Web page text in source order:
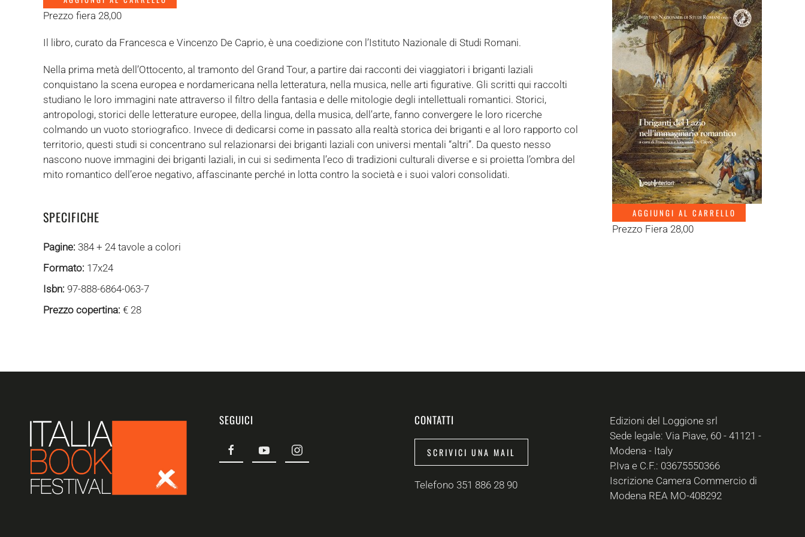
AGGIUNGI AL CARRELLO
Prezzo Fiera 28,00
Prezzo fiera 28,00
Il libro, curato da Francesca e Vincenzo De Caprio, è una coedizione con l’Istituto Nazionale di Studi Romani.
Nella prima metà dell’Ottocento, al tramonto del Grand Tour, a partire dai racconti dei viaggiatori i briganti laziali
conquistano la scena europea e nordamericana nella letteratura, nella musica, nelle arti figurative. Gli scritti qui raccolti
studiano le loro immagini nate attraverso il filtro della fantasia e delle mitologie degli intellettuali romantici. Storici,
antropologi, storici delle letterature europee, della lingua, della musica, dell’arte, fanno convergere le loro ricerche
colmando un vuoto storiografico. Invece di dedicarsi come in passato alla realtà storica dei briganti e al loro rapporto col
territorio, questi studi si concentrano sul relazionarsi dei briganti laziali con universi mentali “altri”. Da questo nesso
nascono nuove immagini dei briganti laziali, in cui si sedimenta l’eco di tradizioni culturali diverse e si proietta l’ombra del
mito romantico dell’eroe negativo, affascinante perché in lotta contro la società e i suoi valori consolidati.
SPECIFICHE
Pagine: 384 + 24 tavole a colori
Formato: 17x24
Isbn: 97-888-6864-063-7
Prezzo copertina: € 28
SEGUICI CONTATTI
SCRIVICI UNA MAIL
Telefono 351 886 28 90
Edizioni del Loggione srl
Sede legale: Via Piave, 60 - 41121 -
Modena - Italy
P.Iva e C.F.: 03675550366
Iscrizione Camera Commercio di
Modena REA MO-408292